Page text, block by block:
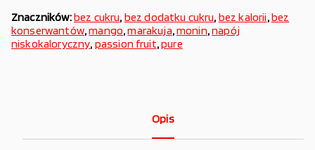
Znaczników:bez cukru, bez dodatku cukru, bez kalorii,bez
konserwantów,mango,marakuja,monin,napój
niskokaloryczny, passion fruit,pure
Opis